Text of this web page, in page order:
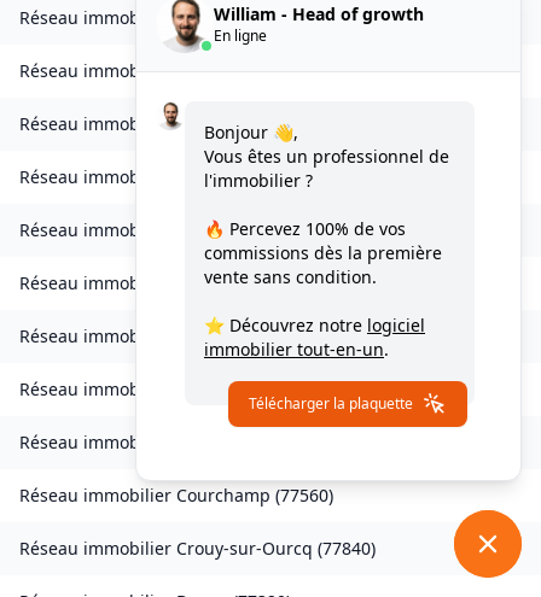
Réseau immobilierLa Chapelle-Rablais (77370)
Réseau immobilierLes Chapelles-Bourbon(77610)
Réseau immobilierCharmentray(77410
Réseau immobilier Charny(77410)
Réseau immobilier Chessy(77700)
Réseau immobilier Combs-la-Ville (77380)
Réseau immobilier Compans(77290)
Réseau immobilier Condé-Sainte-Libiaire
Réseau immobilier
Réseau immobilier Courchamp (77560)
Réseau immobilier Crouy-sur-Ourcq (77840)
William - Head of growth
En ligne
Bonjour 👋,
Vous êtes un professionnel de
l'immobilier ?
🔥 Percevez 100% de vos
commissions dès la première
vente sans condition.
⭐ Découvrez notre logiciel
immobilier tout-en-un.
Télécharger la plaquette